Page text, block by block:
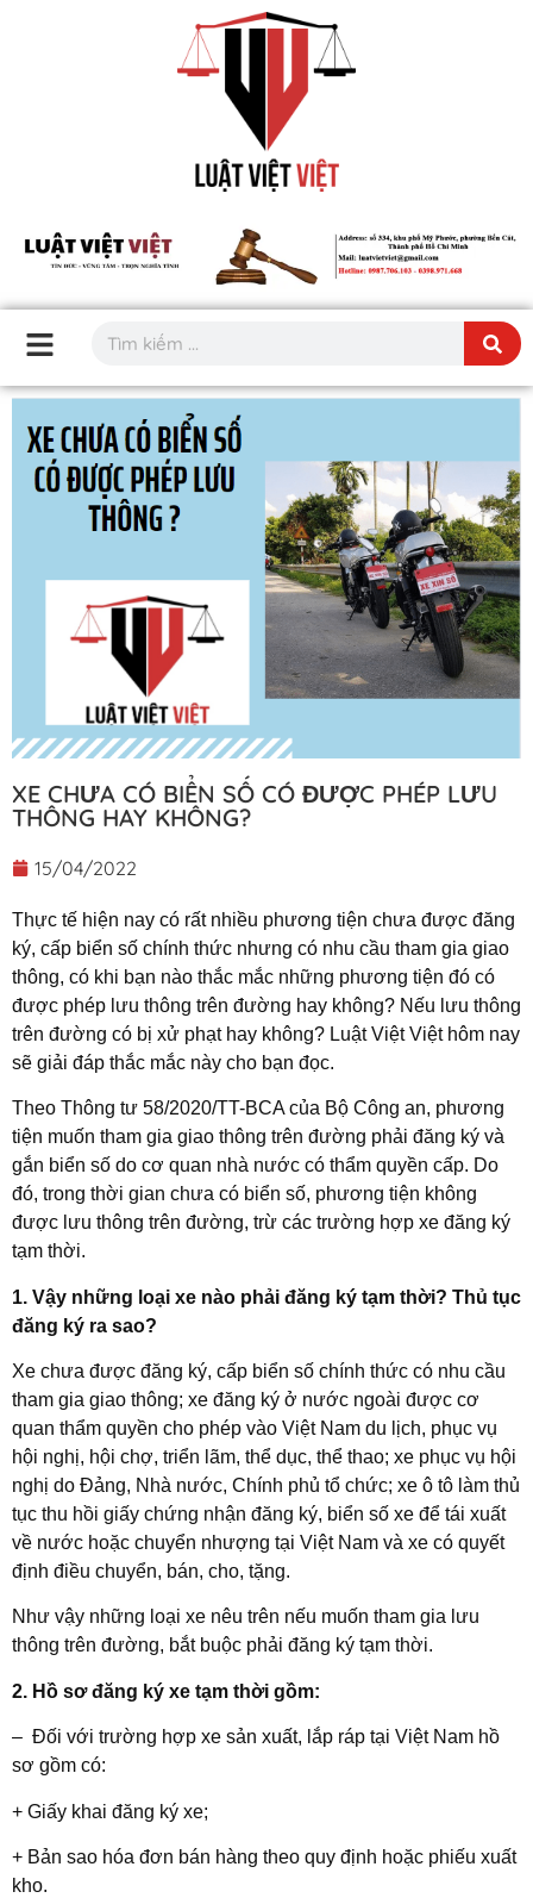
XE CHƯA CÓ BIỂN SỐ CÓ ĐƯỢC PHÉP LƯU
THÔNG HAY KHÔNG?
15/04/2022
Thực tế hiện nay có rất nhiều phương tiện chưa được đăng
ký, cấp biển số chính thức nhưng có nhu cầu tham gia giao
thông, có khi bạn nào thắc mắc những phương tiện đó có
được phép lưu thông trên đường hay không? Nếu lưu thông
trên đường có bị xử phạt hay không? Luật Việt Việt hôm nay
sẽ giải đáp thắc mắc này cho bạn đọc.
Theo Thông tư 58/2020/TT-BCA của Bộ Công an, phương
tiện muốn tham gia giao thông trên đường phải đăng ký và
gắn biển số do cơ quan nhà nước có thẩm quyền cấp. Do
đó, trong thời gian chưa có biển số, phương tiện không
được lưu thông trên đường, trừ các trường hợp xe đăng ký
tạm thời.
1. Vậy những loại xe nào phải đăng ký tạm thời? Thủ tục
đăng ký ra sao?
Xe chưa được đăng ký, cấp biển số chính thức có nhu cầu
tham gia giao thông; xe đăng ký ở nước ngoài được cơ
quan thẩm quyền cho phép vào Việt Nam du lịch, phục vụ
hội nghị, hội chợ, triển lãm, thể dục, thể thao; xe phục vụ hội
nghị do Đảng, Nhà nước, Chính phủ tổ chức; xe ô tô làm thủ
tục thu hồi giấy chứng nhận đăng ký, biển số xe để tái xuất
về nước hoặc chuyển nhượng tại Việt Nam và xe có quyết
định điều chuyển, bán, cho, tặng.
Như vậy những loại xe nêu trên nếu muốn tham gia lưu
thông trên đường, bắt buộc phải đăng ký tạm thời.
2. Hồ sơ đăng ký xe tạm thời gồm:
– Đối với trường hợp xe sản xuất, lắp ráp tại Việt Nam hồ
sơ gồm có:
+ Giấy khai đăng ký xe;
+ Bản sao hóa đơn bán hàng theo quy định hoặc phiếu xuất
kho.